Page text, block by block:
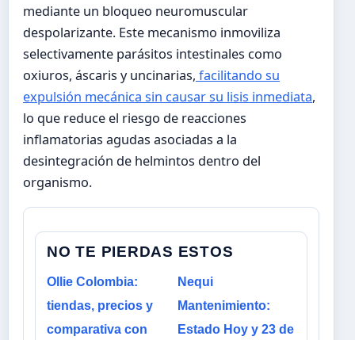
mediante un bloqueo neuromuscular
despolarizante. Este mecanismo inmoviliza
selectivamente parásitos intestinales como
oxiuros, áscaris y uncinarias, facilitando su
expulsión mecánica sin causar su lisis inmediata,
lo que reduce el riesgo de reacciones
inflamatorias agudas asociadas a la
desintegración de helmintos dentro del
organismo.
NO TE PIERDAS ESTOS
Ollie Colombia:
tiendas, precios y
comparativa con
Nequi
Mantenimiento:
Estado Hoy y 23 de